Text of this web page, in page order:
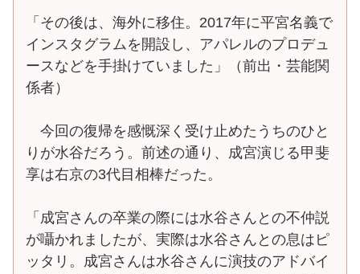
「その後は、海外に移住。2017年に平宮名義で
インスタグラムを開設し、アパレルのプロデュ
ースなどを手掛けていました」（前出・芸能関
係者）
今回の復帰を感慨深く受け止めたうちのひと
りが水谷だろう。前述の通り、成宮演じる甲斐
享は右京の3代目相棒だった。
「成宮さんの卒業の際には水谷さんとの不仲説
が囁かれましたが、実際は水谷さんとの息はピ
ッタリ。成宮さんは水谷さんに演技のアドバイ